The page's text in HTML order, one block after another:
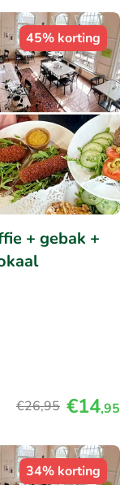
45% korting
+ gebak +
€26,95 €14,95
34% korting